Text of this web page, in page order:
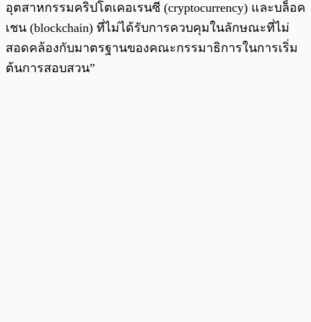
อุตสาหกรรมคริปโตเคอเรนซี (cryptocurrency) และบล็อค
เชน (blockchain) ที่ไม่ได้รับการควบคุมในลักษณะที่ไม่
สอดคล้องกับมาตรฐานของคณะกรรมาธิการในการเริ่ม
ต้นการสอบสวน”